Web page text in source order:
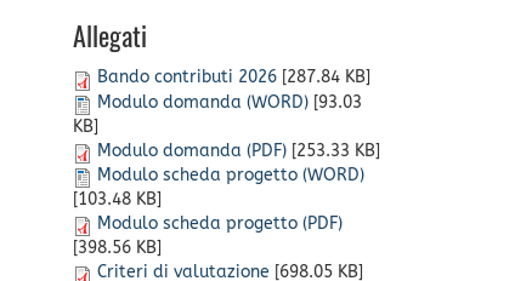
Allegati
Bando contributi 2026[287.84 KB]
Modulo domanda (WORD)[93.03
KB]
Modulo domanda (PDF)[253.33 KB]
Modulo scheda progetto (WORD)
[103.48 KB]
Modulo scheda progetto (PDF)
[398.56 KB]
Criteri di valutazione [698.05 KB]